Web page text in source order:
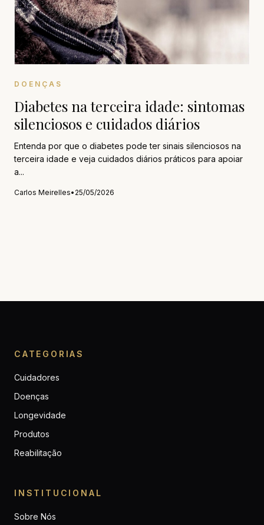
DOENÇAS
Diabetes na terceira idade: sintomas
silenciosos e cuidados diários
Entenda por que o diabetes pode ter sinais silenciosos na
terceira idade e veja cuidados diários práticos para apoiar
a...
Carlos Meirelles• 25/05/2026
CATEGORIAS
Cuidadores
Doenças
Longevidade
Produtos
Reabilitação
INSTITUCIONAL
Sobre Nós